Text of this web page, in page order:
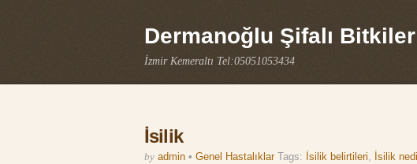
Dermanoğlu Şifalı Bitkiler
İzmir Kemeraltı Tel:05051053434
İsilik
by admin • Genel Hastalıklar Tags: İsilik belirtileri, İsilik